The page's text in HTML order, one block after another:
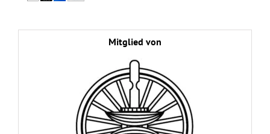
Mitglied von